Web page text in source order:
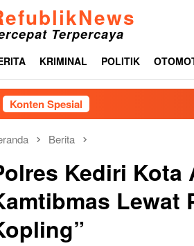
Terpercaya
KRIMINAL POLITIK
Konten Spesial Menjelang HUT
Berita
Kediri Kota
Lewat